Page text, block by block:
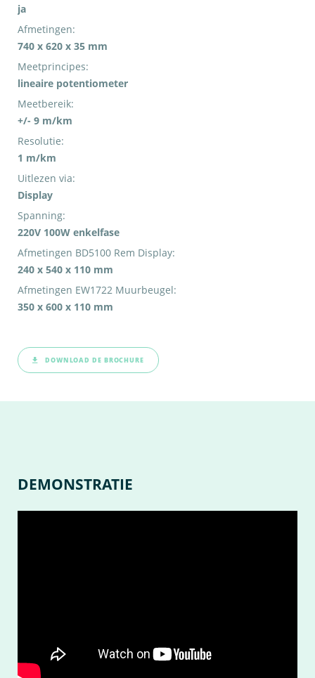
ja
Afmetingen:
740 x 620 x 35 mm
Meetprincipes:
lineaire potentiometer
Meetbereik:
+/- 9 m/km
Resolutie:
1 m/km
Uitlezen via:
Display
Spanning:
220V 100W enkelfase
Afmetingen BD5100 Rem Display:
240 x 540 x 110 mm
Afmetingen EW1722 Muurbeugel:
350 x 600 x 110 mm
DOWNLOAD DE BROCHURE
DEMONSTRATIE